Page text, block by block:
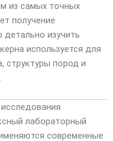
из самых точных
получение
изучить
используется для
структуры пород и
лабораторный
современные